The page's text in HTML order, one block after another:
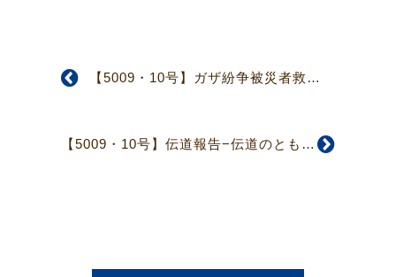
【5009・10号】ガザ紛争被災者救援募金のお願い（3面）
【5009・10号】伝道報告−伝道のともしび−（4面）